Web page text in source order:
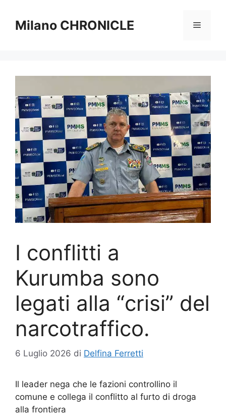
contenuto
Milano CHRONICLE Menu
I conflitti a
Kurumba sono
legati alla “crisi” del
narcotraffico.
6 Luglio 2026 di Delfina Ferretti
Il leader nega che le fazioni controllino il
comune e collega il conflitto al furto di droga
alla frontiera